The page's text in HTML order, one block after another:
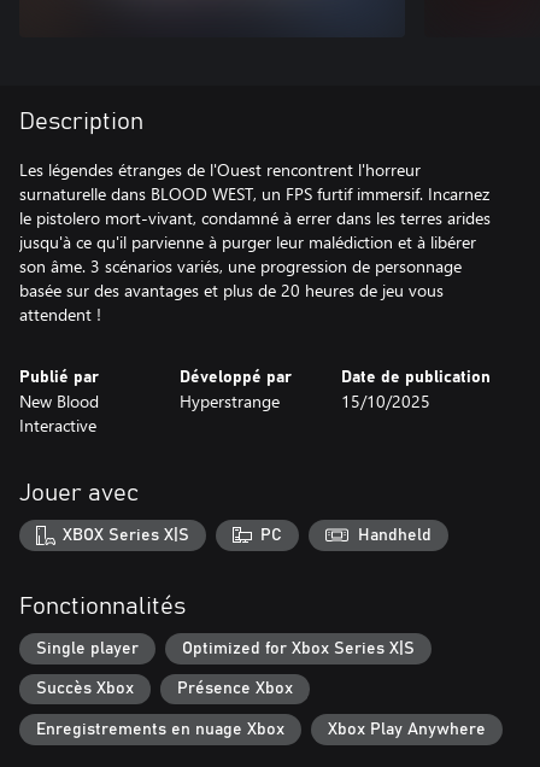
Description
Les légendes étranges de l'Ouest rencontrent l'horreur
surnaturelle dans BLOOD WEST, un FPS furtif immersif. Incarnez
le pistolero mort-vivant, condamné à errer dans les terres arides
jusqu'à ce qu'il parvienne à purger leur malédiction et à libérer
son âme. 3 scénarios variés, une progression de personnage
basée sur des avantages et plus de 20 heures de jeu vous
attendent !
Publié par
New Blood
Interactive
Développé par
Hyperstrange
Date de publication
15/10/2025
Jouer avec
XBOX Series X|S PC Handheld
Fonctionnalités
Single player Optimized for Xbox Series X|S
Succès Xbox Présence Xbox
Enregistrements en nuage Xbox Xbox Play Anywhere